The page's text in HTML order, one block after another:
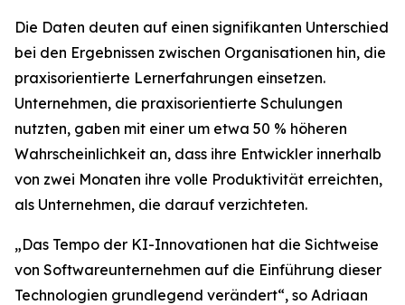
Die Daten deuten auf einen signifikanten Unterschied
bei den Ergebnissen zwischen Organisationen hin, die
praxisorientierte Lernerfahrungen einsetzen.
Unternehmen, die praxisorientierte Schulungen
nutzten, gaben mit einer um etwa 50 % höheren
Wahrscheinlichkeit an, dass ihre Entwickler innerhalb
von zwei Monaten ihre volle Produktivität erreichten,
als Unternehmen, die darauf verzichteten.
„Das Tempo der KI-Innovationen hat die Sichtweise
von Softwareunternehmen auf die Einführung dieser
Technologien grundlegend verändert“, so Adriaan